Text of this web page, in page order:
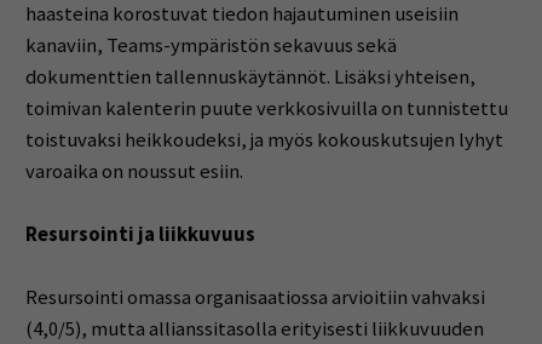
haasteina korostuvat tiedon hajautuminen useisiin
kanaviin, Teams-ympäristön sekavuus sekä
dokumenttien tallennuskäytännöt. Lisäksi yhteisen,
toimivan kalenterin puute verkkosivuilla on tunnistettu
toistuvaksi heikkoudeksi, ja myös kokouskutsujen lyhyt
varoaika on noussut esiin.
Resursointi ja liikkuvuus
Resursointi omassa organisaatiossa arvioitiin vahvaksi
(4,0/5), mutta allianssitasolla erityisesti liikkuvuuden